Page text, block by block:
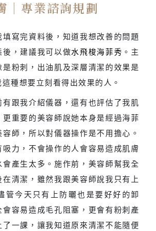
｜專業諮詢規劃
寫完資料後，知道我想改善的問題
後，建議我可以做水飛梭海菲秀 。主
粉刺，出油肌及深層清潔的效果是
種想要立刻看得出效果的人。
跟我介紹儀器，還有也評估了我肌
更重要的美容師說她本身是經過海菲
師，所以對儀器操作是不用擔心。
力，不會操作的人會容易造成肌膚
產生太多。施作前，美容師幫我全
清潔，雖然我跟美容師說我只有上
管今天只有上防曬也是要好好的卸
容易造成毛孔阻塞，更會有粉刺產
了一課，讓我知道原來清潔不能隨便